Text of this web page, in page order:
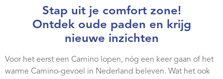
Stap uit je comfort zone!
Ontdek oude paden en krijg
nieuwe inzichten
Voor het eerst een Camino lopen, nóg een keer gaan of het
warme Camino-gevoel in Nederland beleven. Wat het ook